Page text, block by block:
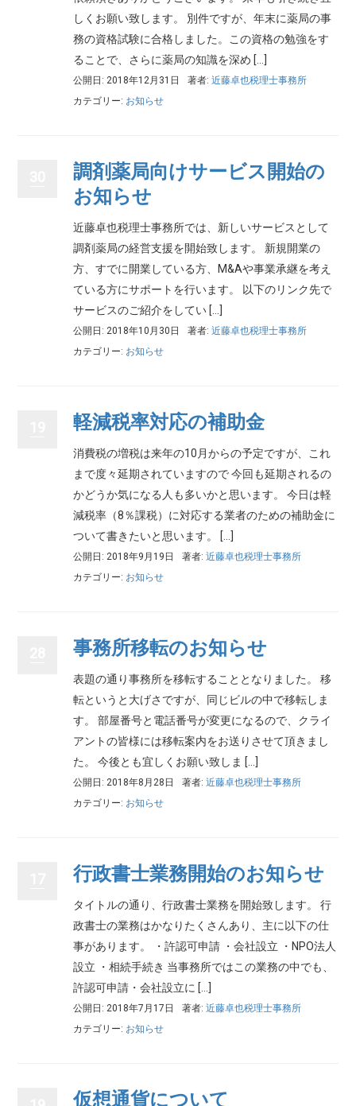
しくお願い致します。 別件ですが、年末に薬局の事
務の資格試験に合格しました。この資格の勉強をす
ることで、さらに薬局の知識を深め […]
公開日: 2018年12月31日 著者:近藤卓也税理士事務所
カテゴリー: お知らせ
調剤薬局向けサービス開始の
お知らせ
近藤卓也税理士事務所では、新しいサービスとして
調剤薬局の経営支援を開始致します。 新規開業の
方、すでに開業している方、M&Aや事業承継を考え
ている方にサポートを行います。 以下のリンク先で
サービスのご紹介をしてい […]
公開日: 2018年10月30日 著者:近藤卓也税理士事務所
カテゴリー: お知らせ
軽減税率対応の補助金
消費税の増税は来年の10月からの予定ですが、これ
まで度々延期されていますので 今回も延期されるの
かどうか気になる人も多いかと思います。 今日は軽
減税率（8％課税）に対応する業者のための補助金に
ついて書きたいと思います。 […]
公開日: 2018年9月19日 著者:近藤卓也税理士事務所
カテゴリー: お知らせ
事務所移転のお知らせ
表題の通り事務所を移転することとなりました。 移
転というと大げさですが、同じビルの中で移転しま
す。 部屋番号と電話番号が変更になるので、クライ
アントの皆様には移転案内をお送りさせて頂きまし
た。 今後とも宜しくお願い致しま […]
公開日: 2018年8月28日 著者:近藤卓也税理士事務所
カテゴリー: お知らせ
行政書士業務開始のお知らせ
タイトルの通り、行政書士業務を開始致します。 行
政書士の業務はかなりたくさんあり、主に以下の仕
事があります。 ・許認可申請 ・会社設立 ・NPO法人
設立 ・相続手続き 当事務所ではこの業務の中でも、
許認可申請・会社設立に […]
公開日: 2018年7月17日 著者:近藤卓也税理士事務所
カテゴリー: お知らせ
仮想通貨について